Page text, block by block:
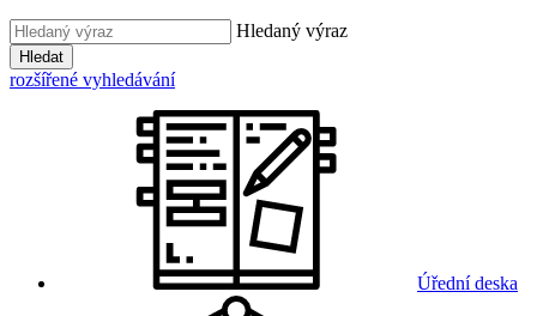
Hledaný výraz
Hledat
rozšířené vyhledávání
Úřední deska